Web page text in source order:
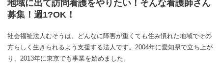
地域に出て訪問看護をやりたい！そんな看護師さん
募集！週1?OK！
社会福祉法人むそうは、どんなに障害が重くても住み慣れた地域でその
方らしく生きられるよう支援する法人です。2004年に愛知県で立ち上が
り、2013年に東京でも事業を始めました。